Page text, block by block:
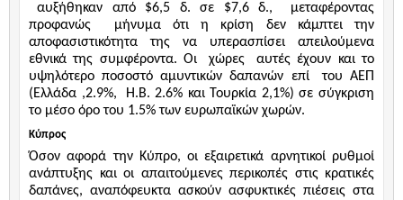
αυξήθηκαν από $6,5 δ. σε $7,6 δ.,
μεταφέροντας
προφανώς
μήνυμα ότι η κρίση δεν κάμπτει την
αποφασιστικότητα της να υπερασπίσει απειλούμενα
εθνικά της συμφέροντα. Οι
χώρες
αυτές έχουν και το
υψηλότερο ποσοστό αμυντικών δαπανών επί
του ΑΕΠ
(Ελλάδα ,2.9%,
Η.Β. 2.6% και Τουρκία 2,1%) σε σύγκριση
το μέσο όρο του 1.5% των ευρωπαϊκών χωρών.
Κύπρος
Όσον αφορά την Κύπρο, οι εξαιρετικά αρνητικοί ρυθμοί
ανάπτυξης και οι απαιτούμενες περικοπές στις κρατικές
δαπάνες, αναπόφευκτα ασκούν ασφυκτικές πιέσεις στα